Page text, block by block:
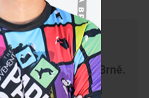
hlavním nádraží v Brně.
kvůli zákazu